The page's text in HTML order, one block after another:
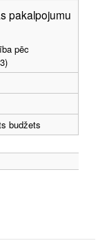
pakalpojumu
pēc
budžets